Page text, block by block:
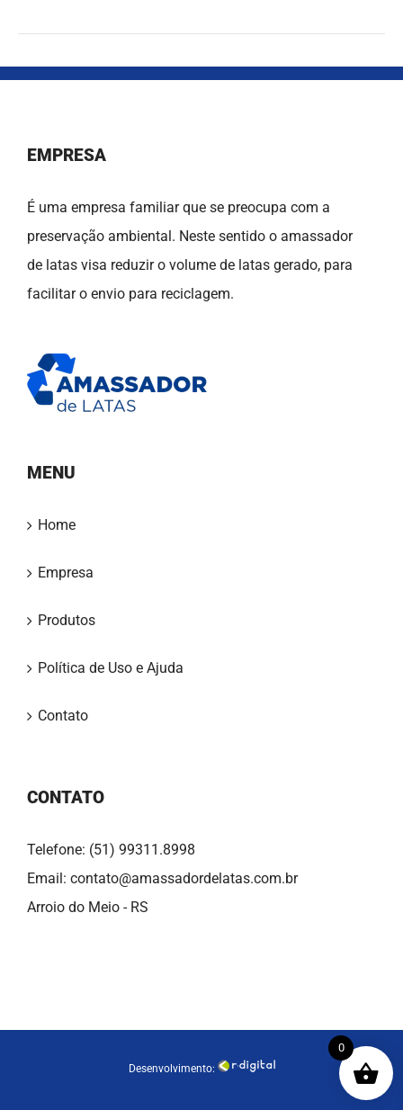
EMPRESA
É uma empresa familiar que se preocupa com a
preservação ambiental. Neste sentido o amassador
de latas visa reduzir o volume de latas gerado, para
facilitar o envio para reciclagem.
MENU
Home
Empresa
Produtos
Política de Uso e Ajuda
Contato
CONTATO
Telefone: (51) 99311.8998
Email: contato@amassadordelatas.com.br
Arroio do Meio - RS
Desenvolvimento:
0